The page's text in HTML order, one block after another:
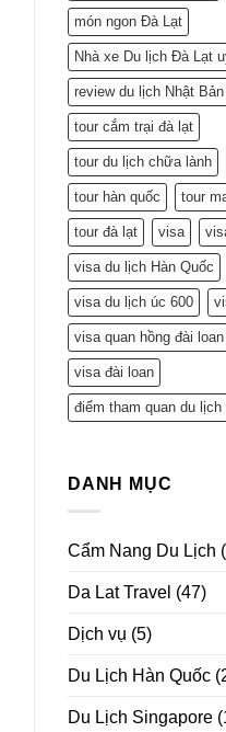
món ngon Đà Lạt
Nhà xe Du lịch Đà Lạt
review du lịch Nhật Bản
tour cắm trại đà lạt
tour du lịch chữa lành
tour hàn quốc tour
tour đà lạt visa
visa du lịch Hàn Quốc
visa du lịch úc 600
visa quan hồng đài loan
visa đài loan
điểm tham quan du lịch
DANH MỤC
Cẩm Nang Du Lịch
Da Lat Travel (47)
Dịch vụ (5)
Du Lịch Hàn Quốc
Du Lịch Singapore